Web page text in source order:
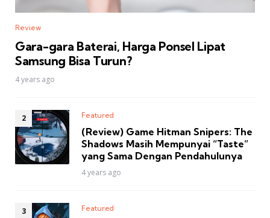
Review
Gara-gara Baterai, Harga Ponsel Lipat
Samsung Bisa Turun?
4 years ago
Featured
(Review) Game Hitman Snipers: The
Shadows Masih Mempunyai “Taste”
yang Sama Dengan Pendahulunya
4 years ago
Featured